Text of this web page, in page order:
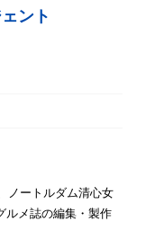
ント
ノートルダム清心女
ルメ誌の編集・製作